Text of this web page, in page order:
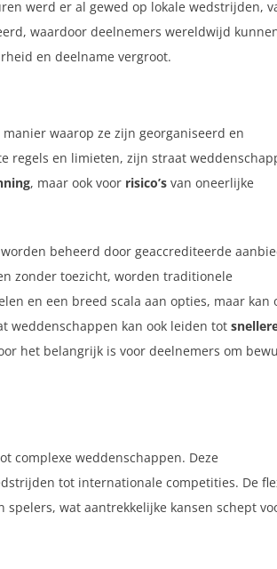
werd er al gewed op lokale wedstrijden,
waardoor deelnemers wereldwijd
en deelname vergroot.
waarop ze zijn georganiseerd en
regels en limieten, zijn straat
, maar ook voor risico’s van oneerlijke
beheerd door geaccrediteerde
zonder toezicht, worden traditionele
en een breed scala aan opties, maar kan
weddenschappen kan ook leiden tot
het belangrijk is voor deelnemers om
complexe weddenschappen. Deze
tot internationale competities. De
wat aantrekkelijke kansen schept